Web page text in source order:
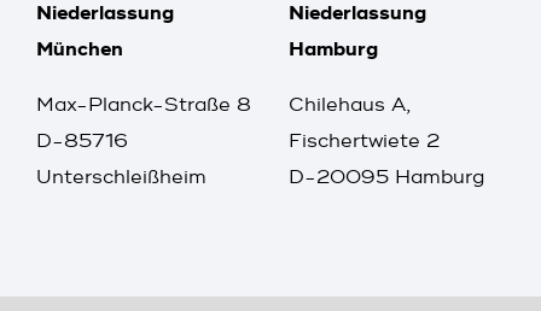
Niederlassung
München
Max-Planck-Straße 8
D-85716
Unterschleißheim
Niederlassung
Hamburg
Chilehaus A,
Fischertwiete 2
D-20095 Hamburg